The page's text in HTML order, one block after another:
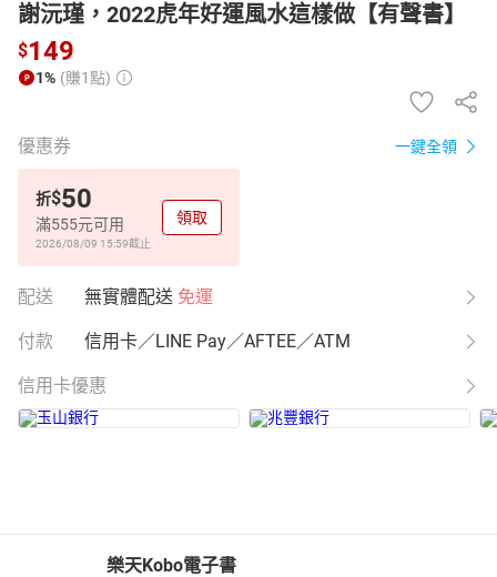
謝沅瑾，2022虎年好運風水這樣做【有聲書】
$149
1% (賺1點)
優惠券 一鍵全領
折$50
滿555元可用
2026/08/09 15:59截止
領取
配送 無實體配送 免運
付款 信用卡／LINE Pay／AFTEE／ATM
信用卡優惠
樂天Kobo電子書